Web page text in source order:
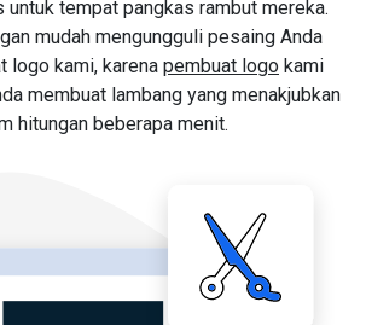
untuk tempat pangkas rambut mereka.
mudah mengungguli pesaing Anda
logo kami, karena pembuat logo kami
membuat lambang yang menakjubkan
hitungan beberapa menit.